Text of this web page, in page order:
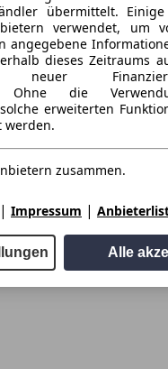
übermittelt. Einige
verwendet, um
angegebene
dieses Zeitraums
Ohne die
erweiterten
werden.
zusammen.
| Impressum |
Alle
SHZ